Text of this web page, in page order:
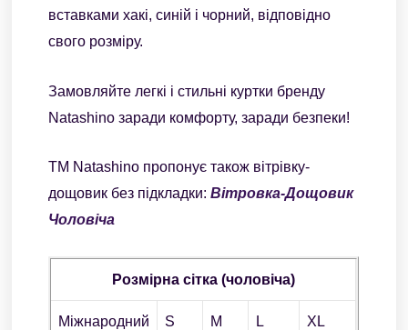
вставками хакі, синій і чорний, відповідно
свого розміру.
Замовляйте легкі і стильні куртки бренду
Natashino заради комфорту, заради безпеки!
ТМ Natashino пропонує також вітрівку-
дощовик без підкладки:Вітровка-Дощовик
Чоловіча
Розмірна сітка (чоловіча)
Міжнародний
S M L XL